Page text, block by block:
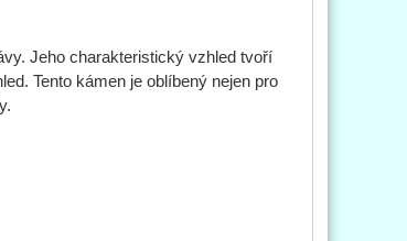
Jeho charakteristický vzhled tvoří
Tento kámen je oblíbený nejen pro